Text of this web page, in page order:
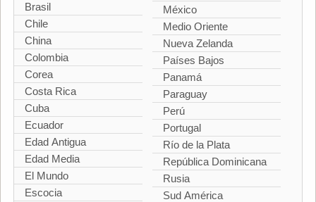
Brasil
Chile
China
Colombia
Corea
Costa Rica
Cuba
Ecuador
Edad Antigua
Edad Media
El Mundo
Escocia
México
Medio Oriente
Nueva Zelanda
Países Bajos
Panamá
Paraguay
Perú
Portugal
Río de la Plata
República Dominicana
Rusia
Sud América